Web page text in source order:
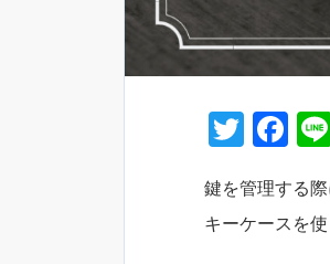
T
itt
er
F
c
e
鍵を管理する
キーケースを使